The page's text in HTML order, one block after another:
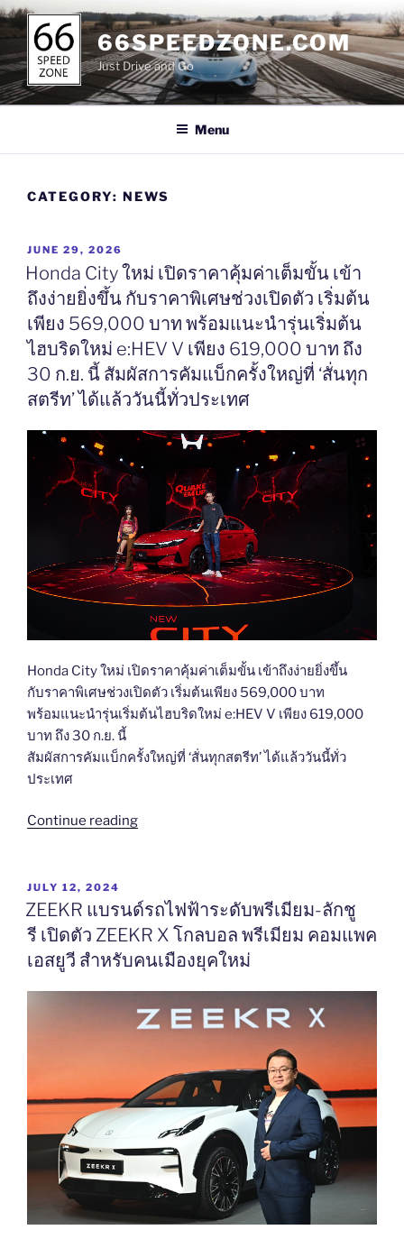
Skip
to
content
66SPEEDZONE.COM
Just Drive and Go
Menu
CATEGORY: NEWS
POSTED
ON
JUNE 29, 2026
Honda City ใหม่ เปิดราคาคุ้มค่าเต็มขั้น เข้า
ถึงง่ายยิ่งขึ้น กับราคาพิเศษช่วงเปิดตัว เริ่มต้น
เพียง 569,000 บาท พร้อมแนะนำรุ่นเริ่มต้น
ไฮบริดใหม่ e:HEV V เพียง 619,000 บาท ถึง
30 ก.ย. นี้ สัมผัสการคัมแบ็กครั้งใหญ่ที่ ‘สั่นทุก
สตรีท’ ได้แล้ววันนี้ทั่วประเทศ
Honda City ใหม่ เปิดราคาคุ้มค่าเต็มขั้น เข้าถึงง่ายยิ่งขึ้น
กับราคาพิเศษช่วงเปิดตัว เริ่มต้นเพียง 569,000 บาท
พร้อมแนะนำรุ่นเริ่มต้นไฮบริดใหม่ e:HEV V เพียง 619,000
บาท ถึง 30 ก.ย. นี้
สัมผัสการคัมแบ็กครั้งใหญ่ที่ ‘สั่นทุกสตรีท’ ได้แล้ววันนี้ทั่ว
ประเทศ
Continue reading“Honda
ราคา
คุ้ม
เต็ม
ขั้น
เข้า
ถึง
ขึ้น
ราคา
พิเศษ
ช่วง
POSTED
ON
JULY 12, 2024
ZEEKR แบรนด์รถไฟฟ้าระดับพรีเมียม-ลักชู
รี เปิดตัว ZEEKR X โกลบอล พรีเมียม คอมแพค
เอสยูวี สำหรับคนเมืองยุคใหม่